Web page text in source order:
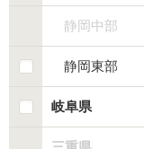
静岡中部
静岡東部
岐阜県